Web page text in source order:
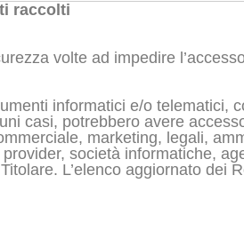
raccolti
volte ad impedire
informatici e/o telematici,
casi, potrebbero avere
marketing, legali,
società informatiche,
L’elenco aggiornato dei